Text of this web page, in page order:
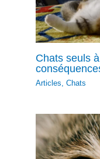
Chats seuls
Articles,Chats